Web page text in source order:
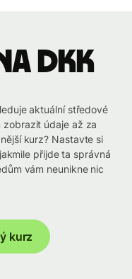
DKK
aktuální středové
zobrazit údaje až za
kurz? Nastavte si
přijde ta správná
vám neunikne nic
kurz